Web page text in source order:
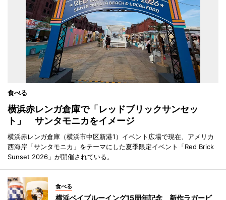
食べる
横浜赤レンガ倉庫で「レッドブリックサンセッ
ト」 サンタモニカをイメージ
横浜赤レンガ倉庫（横浜市中区新港1）イベント広場で現在、アメリカ
西海岸「サンタモニカ」をテーマにした夏季限定イベント「Red Brick
Sunset 2026」が開催されている。
食べる
横浜ベイブルーイング15周年記念 新作ラガービ